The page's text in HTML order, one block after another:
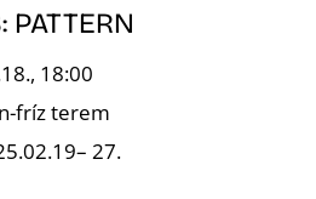
PATTERN
18:00
fríz terem
27.